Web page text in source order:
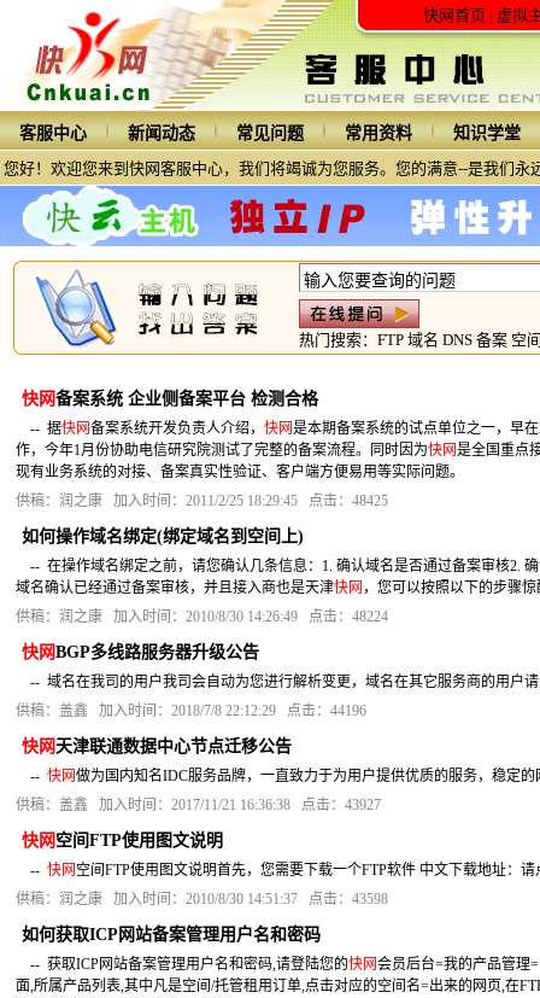
快网首页| 虚拟
客服中心 新闻动态 常见问题 常用资料
知识学堂
您好！欢迎您来到快网客服中心，我们将竭诚为您服务。您的满意--是我们永
热门搜索： FTP 域名 DNS 备案 空
快网备案系统 企业侧备案平台 检测合格
-- 据快网备案系统开发负责人介绍， 快网是本期备案系统的试点单位之一，早
作，今年1月份协助电信研究院测试了完整的备案流程。同时因为快网是全国重点
现有业务系统的对接、备案真实性验证、客户端方便易用等实际问题。
供稿：润之康 加入时间：2011/2/25 18:29:45 点击：48425
如何操作域名绑定(绑定域名到空间上)
-- 在操作域名绑定之前，请您确认几条信息：1. 确认域名是否通过备案审核2.
域名确认已经通过备案审核，并且接入商也是天津快网 ，您可以按照以下的步骤
供稿：润之康 加入时间：2010/8/30 14:26:49 点击：48224
快网BGP多线路服务器升级公告
-- 域名在我司的用户我司会自动为您进行解析变更，域名在其它服务商的用户
供稿：盖鑫 加入时间：2018/7/8 22:12:29 点击：44196
快网 天津联通数据中心节点迁移公告
-- 快网做为国内知名IDC服务品牌，一直致力于为用户提供优质的服务，稳定
供稿：盖鑫 加入时间：2017/11/21 16:36:38 点击：43927
快网 空间FTP使用图文说明
-- 快网 空间FTP使用图文说明首先，您需要下载一个FTP软件 中文下载地址：
供稿：润之康 加入时间：2010/8/30 14:51:37 点击：43598
如何获取ICP网站备案管理用户名和密码
-- 获取ICP网站备案管理用户名和密码,请登陆您的快网会员后台=我的产品管理
面,所属产品列表,其中凡是空间/托管租用订单,点击对应的空间名=出来的网页,在